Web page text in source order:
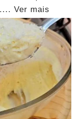
Ver mais